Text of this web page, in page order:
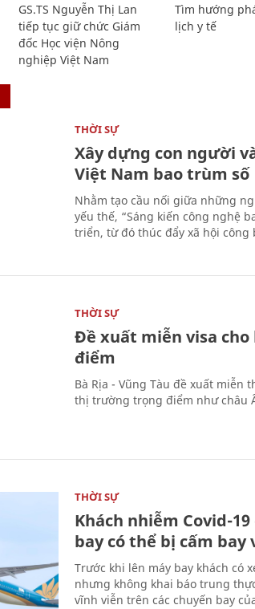
GS.TS Nguyễn Thị Lan
tiếp tục giữ chức Giám
đốc Học viện Nông
nghiệp Việt Nam
Tìm hướng
lịch y tế
THỜI SỰ
Xây dựng con người
Việt Nam bao trùm số
Nhằm tạo cầu nối giữa những
yếu thế, “Sáng kiến công nghệ
triển, từ đó thúc đẩy xã hội công
THỜI SỰ
Đề xuất miễn visa
điểm
Bà Rịa - Vũng Tàu đề xuất miễn
thị trường trọng điểm như châu
THỜI SỰ
Khách nhiễm Covid-
bay có thể bị cấm bay
Trước khi lên máy bay khách có
nhưng không khai báo trung
vĩnh viễn trên các chuyến bay